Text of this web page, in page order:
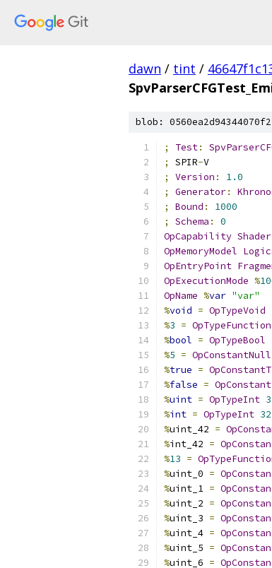
dawn / tint /
blob:
; Test:
;
SPIR-V
;
Version :
1.0
;
Generator:
;
Bound :
1000
;
Schema :
0
OpCapability Shader
OpMemoryModel
OpEntryPoint
OpExecutionMode %
OpName %var "var"
%void = OpTypeVoid
%3 = OpTypeFunction
%bool = OpTypeBool
%5 = OpConstantNull
%true =
%false =
%uint = OpTypeInt
%int = OpTypeInt 32
%uint_42 =
%int_42 =
%13 =
%uint_0 =
%uint_1 =
%uint_2 =
%uint_3 =
%uint_4 =
%uint_5 =
%uint_6 =